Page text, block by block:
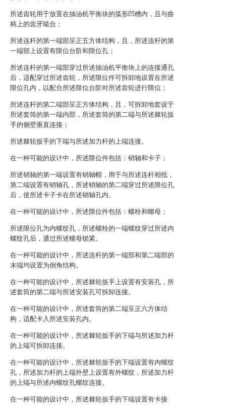
所述齿轮用于放置在抽油机平衡块的弧形凹槽内，且与曲
柄上的齿牙啮合；
所述连杆的第一端部呈正五方体结构，且，所述连杆的第
一端部上设置有限位台阶和限位孔；
所述连杆的第一端部穿过所述抽油机平衡块上的连接通孔
后，适配穿过所述齿轮，所述限位件可拆卸地设置在所述
限位孔内，以配合所述限位台阶对所述齿轮进行限位；
所述连杆的第二端部呈正方体结构，且，可拆卸地套设于
所述套筒的第一端内部，所述套筒的第二端与所述棘轮扳
手的侧壁垂直连接；
所述棘轮扳手的下端与所述加力杆的上端连接。
在一种可能的设计中，所述限位件包括：销轴和卡子；
所述销轴的第一端设置有销轴帽，用于与所述连杆相抵，
第二端设置有销轴孔，所述销轴的第二端穿过所述限位孔
后，使所述卡子卡在所述销轴孔内。
在一种可能的设计中，所述限位件包括：螺栓和螺母；
所述限位孔为内螺纹孔，所述螺栓的一端螺纹穿过所述内
螺纹孔后，通过所述螺母锁紧。
在一种可能的设计中，所述连杆的第一端部和第二端部的
末端均设置为倒角结构。
在一种可能的设计中，所述棘轮扳手上设置有安装孔，所
述套筒的第二端与所述安装孔可拆卸连接。
在一种可能的设计中，所述套筒的第二端呈正六方体结
构，适配卡入所述安装孔内。
在一种可能的设计中，所述棘轮扳手的下端与所述加力杆
的上端可拆卸连接。
在一种可能的设计中，所述棘轮扳手的下端设置有内螺纹
孔，所述加力杆的上端外壁上设置有外螺纹，所述加力杆
的上端与所述内螺纹孔螺纹连接。
在一种可能的设计中，所述棘轮扳手的下端设置有卡接